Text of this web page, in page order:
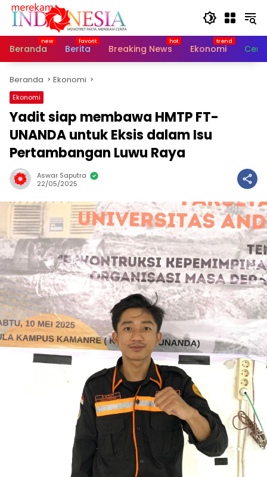
Langsung
Beranda
Berita Breaking News Ekonomi
Beranda Ekonomi
Ekonomi
Yadit siap membawa HMTP FT-
UNANDA untuk Eksis dalam Isu
Pertambangan Luwu Raya
Aswar Saputra
22/05/2025